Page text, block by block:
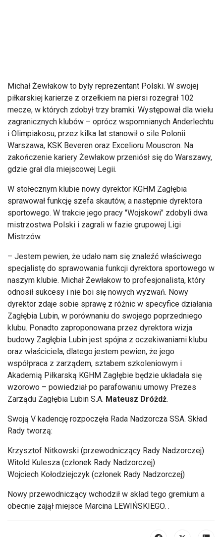
Michał Żewłakow to były reprezentant Polski. W swojej
piłkarskiej karierze z orzełkiem na piersi rozegrał 102
mecze, w których zdobył trzy bramki. Występował dla wielu
zagranicznych klubów – oprócz wspomnianych Anderlechtu
i Olimpiakosu, przez kilka lat stanowił o sile Polonii
Warszawa, KSK Beveren oraz Excelioru Mouscron. Na
zakończenie kariery Żewłakow przeniósł się do Warszawy,
gdzie grał dla miejscowej Legii.
W stołecznym klubie nowy dyrektor KGHM Zagłębia
sprawował funkcję szefa skautów, a następnie dyrektora
sportowego. W trakcie jego pracy "Wojskowi" zdobyli dwa
mistrzostwa Polski i zagrali w fazie grupowej Ligi
Mistrzów.
– Jestem pewien, że udało nam się znaleźć właściwego
specjalistę do sprawowania funkcji dyrektora sportowego w
naszym klubie. Michał Żewłakow to profesjonalista, który
odnosił sukcesy i nie boi się nowych wyzwań. Nowy
dyrektor zdaje sobie sprawę z różnic w specyfice działania
Zagłębia Lubin, w porównaniu do swojego poprzedniego
klubu. Ponadto zaproponowana przez dyrektora wizja
budowy Zagłębia Lubin jest spójna z oczekiwaniami klubu
oraz właściciela, dlatego jestem pewien, że jego
współpraca z zarządem, sztabem szkoleniowym i
Akademią Piłkarską KGHM Zagłębie będzie układała się
wzorowo – powiedział po parafowaniu umowy Prezes
Zarządu Zagłębia Lubin S.A. Mateusz Dróżdż.
Swoją V kadencję rozpoczęła Rada Nadzorcza SSA. Skład
Rady tworzą:
Krzysztof Nitkowski (przewodniczący Rady Nadzorczej)
Witold Kulesza (członek Rady Nadzorczej)
Wojciech Kołodziejczyk (członek Rady Nadzorczej)
Nowy przewodniczący wchodził w skład tego gremium a
obecnie zajął miejsce Marcina LEWIŃSKIEGO. .